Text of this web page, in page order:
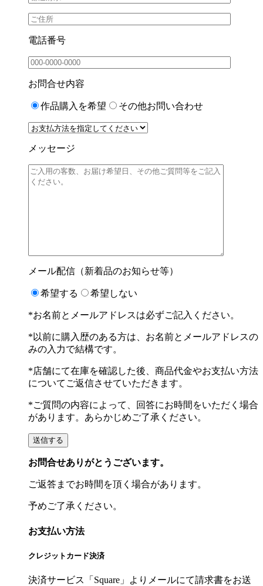
電話番号
お問合せ内容
作品購入を希望 その他お問い合わせ
メッセージ
メール配信（新着品のお知らせ等）
希望する 希望しない
*お名前とメールアドレスは必ずご記入ください。
*以前に購入歴のある方は、お名前とメールアドレスの
みの入力で結構です。
*店舗にて在庫を確認した後、商品代金やお支払い方法
についてご返信させていただきます。
*ご質問の内容によって、回答にお時間をいただく場合
があります。あらかじめご了承ください。
お問合せありがとうございます。
ご返答までお時間を頂く場合があります。
予めご了承ください。
お支払い方法
クレジットカード決済
決済サービス「Square」よりメールにて請求書をお送